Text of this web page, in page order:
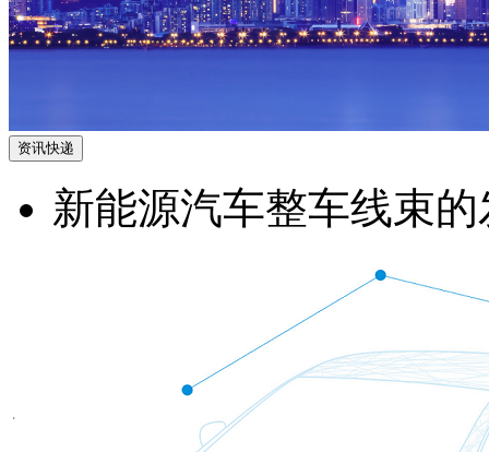
资讯快递
新能源汽车整车线束